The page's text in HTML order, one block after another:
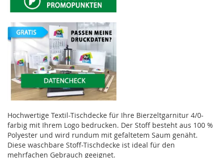
Hochwertige Textil-Tischdecke für Ihre Bierzeltgarnitur 4/0-
farbig mit Ihrem Logo bedrucken. Der Stoff besteht aus 100 %
Polyester und wird rundum mit gefaltetem Saum genäht.
Diese waschbare Stoff-Tischdecke ist ideal für den
mehrfachen Gebrauch geeignet.